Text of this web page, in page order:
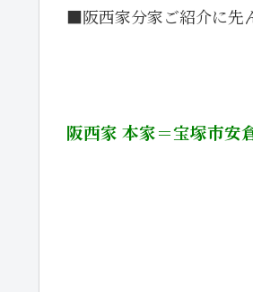
■阪西家分家ご紹介に先
阪西家 本家＝宝塚市安